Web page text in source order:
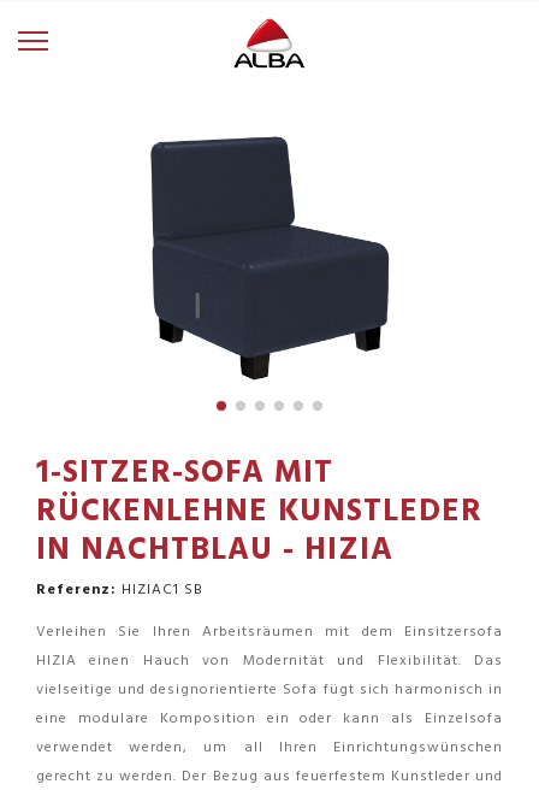
1-SITZER-SOFA MIT
RÜCKENLEHNE KUNSTLEDER
IN NACHTBLAU - HIZIA
Referenz: HIZIAC1 SB
Verleihen Sie Ihren Arbeitsräumen mit dem Einsitzersofa
HIZIA einen Hauch von Modernität und Flexibilität. Das
vielseitige und designorientierte Sofa fügt sich harmonisch in
eine modulare Komposition ein oder kann als Einzelsofa
verwendet werden, um all Ihren Einrichtungswünschen
gerecht zu werden. Der Bezug aus feuerfestem Kunstleder und